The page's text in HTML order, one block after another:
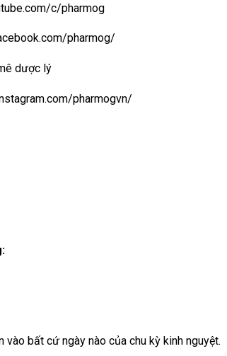
c/pharmog
pharmog/
dược lý
pharmogvn/
vào bất cứ ngày nào của chu kỳ kinh nguyệt.